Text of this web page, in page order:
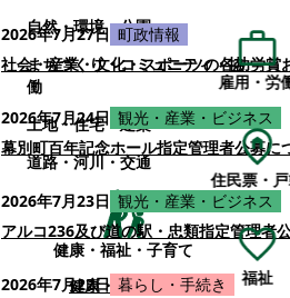
自然・環境・公園
まちづくり・コミュニティ・協
働
土地・住宅・建築
道路・河川・交通
健康・福祉・子育て
健康・福祉・子育て
2026年7月27日 町政情報
社会・産業・文化・スポーツの各功労
2026年7月24日 観光・産業・ビジネス
幕別町百年記念ホール指定管理者公募に
2026年7月23日 観光・産業・ビジネス
アルコ236及び道の駅・忠類指定管理者
2026年7月22日 暮らし・手続き
雇用・労
住民票・
福祉